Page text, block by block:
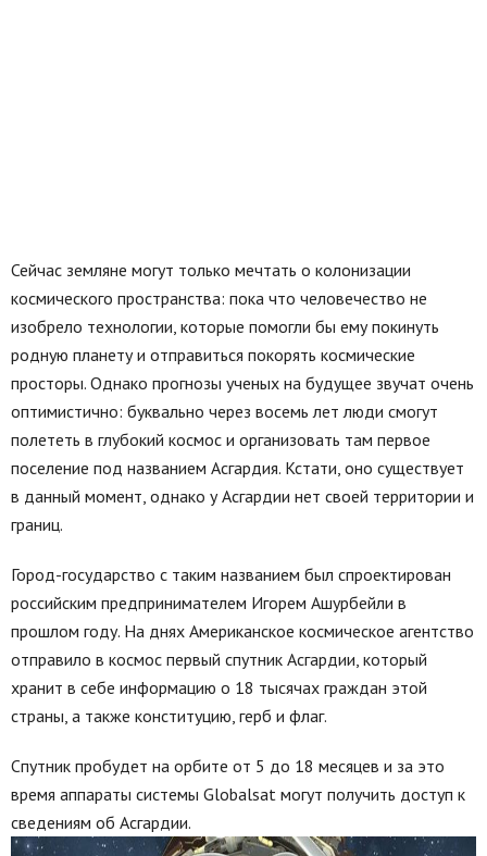
Сейчас земляне могут только мечтать о колонизации
космического пространства: пока что человечество не
изобрело технологии, которые помогли бы ему покинуть
родную планету и отправиться покорять космические
просторы. Однако прогнозы ученых на будущее звучат очень
оптимистично: буквально через восемь лет люди смогут
полететь в глубокий космос и организовать там первое
поселение под названием Асгардия. Кстати, оно существует
в данный момент, однако у Асгардии нет своей территории и
границ.
Город-государство с таким названием был спроектирован
российским предпринимателем Игорем Ашурбейли в
прошлом году. На днях Американское космическое агентство
отправило в космос первый спутник Асгардии, который
хранит в себе информацию о 18 тысячах граждан этой
страны, а также конституцию, герб и флаг.
Спутник пробудет на орбите от 5 до 18 месяцев и за это
время аппараты системы Globalsat могут получить доступ к
сведениям об Асгардии.